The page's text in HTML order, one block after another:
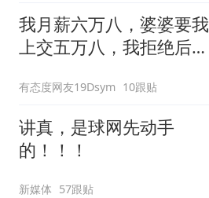
我月薪六万八，婆婆要我
上交五万八，我拒绝后她
离婚
有态度网友19Dsym 10跟贴
讲真，是球网先动手
的！！！
新媒体 57跟贴